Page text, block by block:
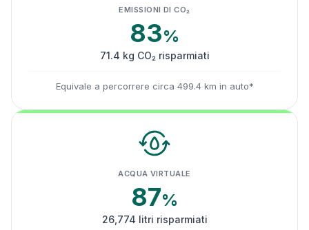
EMISSIONI DI CO₂
83%
71.4 kg CO₂ risparmiati
Equivale a percorrere circa 499.4 km in auto*
ACQUA VIRTUALE
87%
26,774 litri risparmiati